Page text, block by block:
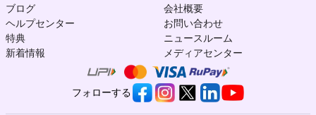
ブログ
ヘルプセンター
特典
新着情報
会社概要
お問い合わせ
ニュースルーム
メディアセンター
フォローする